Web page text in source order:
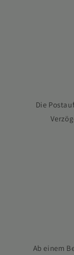
Die
Ab einem